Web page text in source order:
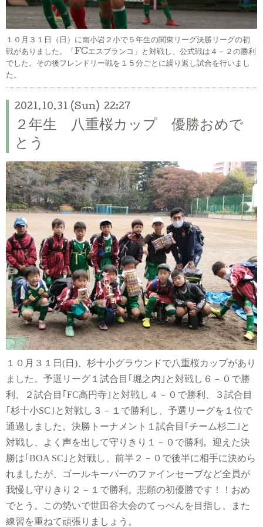
１０月３１日（日）に南小岩２小で５年生の関東リーグ決勝リーグの初
戦がありました。「FCエスブランコ」と対戦し、公式戦は４－２の勝利
でした。その後フレンドリー戦を１５分ごとに繰り返し試合を行いまし
た。
2021.10.31 (Sun) 22:27
２年生 八重桜カップ 優勝おめで
とう
１０月３１日 (日 ) 、杉十小グラウンドで八重桜カップがあり
ました。予選リーグ１試合目｢堀之内｣と対戦し６－０で勝
利、２試合目｢ FC高円寺｣と対戦し４－０で勝利、３試合目
｢杉十小SC ｣と対戦し３－１で勝利し、予選リーグを１位で
通過しました。決勝トーナメント１試合目｢チーム杉二｣と
対戦し、よく声を出して守りきり１－０で勝利。迎えた決
勝は｢ BOA SC ｣と対戦し、前半２－０で後半に相手に決めら
れましたが、ゴールキーパーのファインセーブなど全員が
我慢し守りきり２－１で勝利。悲願の初優勝です！！おめ
でとう。
この勢いで世田谷大会のてっぺんを目指し、また
練習を重ねて頑張りましょう。